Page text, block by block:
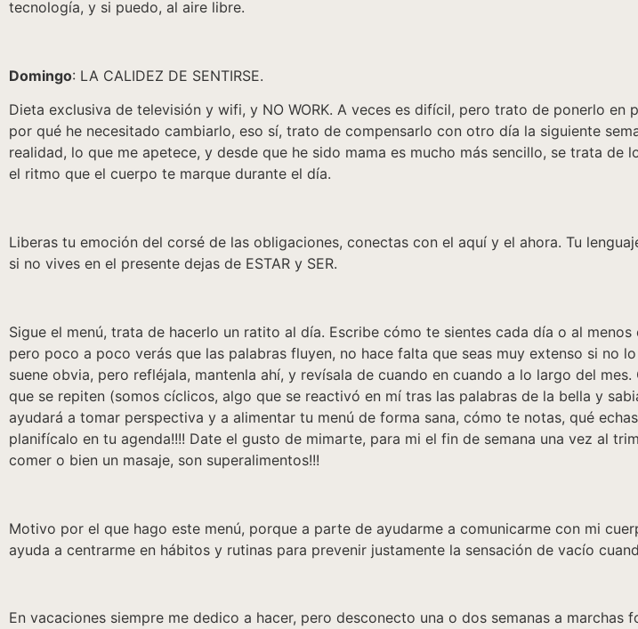
tecnología, y si puedo, al aire libre.
Domingo: LA CALIDEZ DE SENTIRSE.
Dieta exclusiva de televisión y wifi, y NO WORK. A veces es difícil, pero trato de ponerlo
por qué he necesitado cambiarlo, eso sí, trato de compensarlo con otro día la siguiente
realidad, lo que me apetece, y desde que he sido mama es mucho más sencillo, se trata de
el ritmo que el cuerpo te marque durante el día.
Liberas tu emoción del corsé de las obligaciones, conectas con el aquí y el ahora. Tu
si no vives en el presente dejas de ESTAR y SER.
Sigue el menú, trata de hacerlo un ratito al día. Escribe cómo te sientes cada día o al
pero poco a poco verás que las palabras fluyen, no hace falta que seas muy extenso si no
suene obvia, pero refléjala, mantenla ahí, y revísala de cuando en cuando a lo largo del
que se repiten (somos cíclicos, algo que se reactivó en mí tras las palabras de la bella y
ayudará a tomar perspectiva y a alimentar tu menú de forma sana, cómo te notas, qué
planifícalo en tu agenda!!!! Date el gusto de mimarte, para mi el fin de semana una vez al
comer o bien un masaje, son superalimentos!!!
Motivo por el que hago este menú, porque a parte de ayudarme a comunicarme con mi
ayuda a centrarme en hábitos y rutinas para prevenir justamente la sensación de vacío
En vacaciones siempre me dedico a hacer, pero desconecto una o dos semanas a